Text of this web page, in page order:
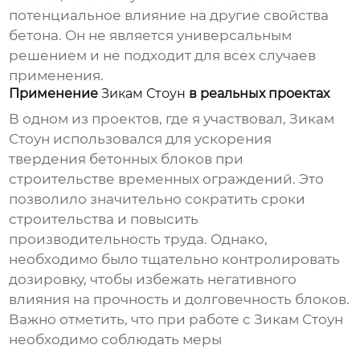
потенциальное влияние на другие свойства
бетона. Он не является универсальным
решением и не подходит для всех случаев
применения.
ПрименениеЗикам Стоун в реальных проектах
В одном из проектов, где я участвовал,Зикам
Стоун использовался для ускорения
твердения бетонных блоков при
строительстве временных ограждений. Это
позволило значительно сократить сроки
строительства и повысить
производительность труда. Однако,
необходимо было тщательно контролировать
дозировку, чтобы избежать негативного
влияния на прочность и долговечность блоков.
Важно отметить, что при работе сЗикам Стоун
необходимо соблюдать меры